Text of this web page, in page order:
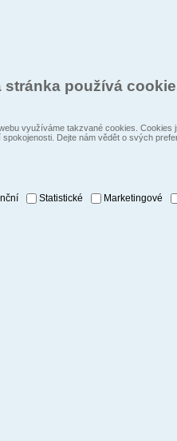
stránka používá
využíváme takzvané cookies.
Dejte nám vědět o svých
Statistické Marketingové